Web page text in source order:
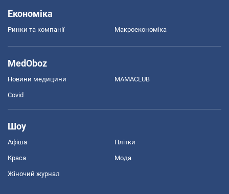
Економіка
Ринки та компанії Макроекономіка
MedOboz
Новини медицини MAMACLUB
Covid
Шоу
Афіша Плітки
Краса Мода
Жіночий журнал